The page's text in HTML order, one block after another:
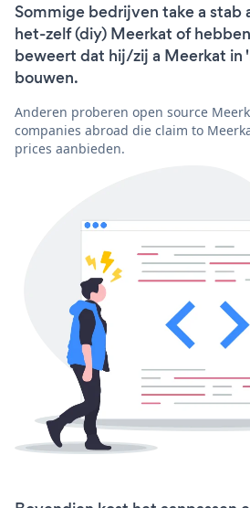
Sommige bedrijven take a stab
het-zelf (diy) Meerkat of
beweert dat hij/zij a Meerkat in
bouwen.
Anderen proberen open source
companies abroad die claim to
prices aanbieden.